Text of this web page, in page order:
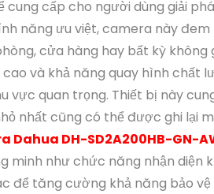
cấp cho người dùng giải
năng ưu việt, camera này
cửa hàng hay bất kỳ không
cao và khả năng quay hình chất
vực quan trọng. Thiết bị này
nhất cũng có thể được ghi lại
Dahua DH-SD2A200HB-GN-
minh như chức năng nhận diện
để tăng cường khả năng bảo